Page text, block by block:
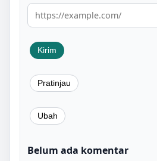
Belum ada komentar